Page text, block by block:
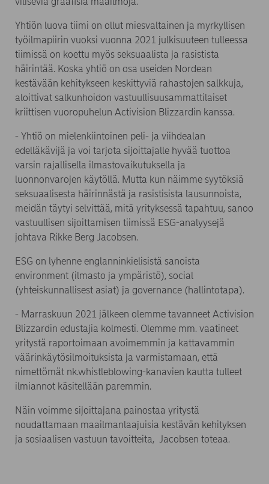
Yhtiön luova tiimi on ollut miesvaltainen ja myrkyllisen
työilmapiirin vuoksi vuonna 2021 julkisuuteen tulleessa
tiimissä on koettu myös seksuaalista ja rasistista
häirintää. Koska yhtiö on osa useiden Nordean
kestävään kehitykseen keskittyviä rahastojen salkkuja,
aloittivat salkunhoidon vastuullisuusammattilaiset
kriittisen vuoropuhelun Activision Blizzardin kanssa.
- Yhtiö on mielenkiintoinen peli- ja viihdealan
edelläkävijä ja voi tarjota sijoittajalle hyvää tuottoa
varsin rajallisella ilmastovaikutuksella ja
luonnonvarojen käytöllä. Mutta kun näimme syytöksiä
seksuaalisesta häirinnästä ja rasistisista lausunnoista,
meidän täytyi selvittää, mitä yrityksessä tapahtuu, sanoo
vastuullisen sijoittamisen tiimissä ESG-analyysejä
johtava Rikke Berg Jacobsen.
ESG on lyhenne englanninkielisistä sanoista
environment (ilmasto ja ympäristö), social
(yhteiskunnallisest asiat) ja governance (hallintotapa).
- Marraskuun 2021 jälkeen olemme tavanneet Activision
Blizzardin edustajia kolmesti. Olemme mm. vaatineet
yritystä raportoimaan avoimemmin ja kattavammin
väärinkäytösilmoituksista ja varmistamaan, että
nimettömät nk.whistleblowing-kanavien kautta tulleet
ilmiannot käsitellään paremmin.
Näin voimme sijoittajana painostaa yritystä
noudattamaan maailmanlaajuisia kestävän kehityksen
ja sosiaalisen vastuun tavoitteita, Jacobsen toteaa.